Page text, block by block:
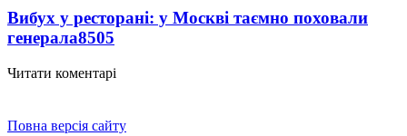
Вибух у ресторані: у Москві таємно поховали
генерала8505
Читати коментарі
Повна версія сайту